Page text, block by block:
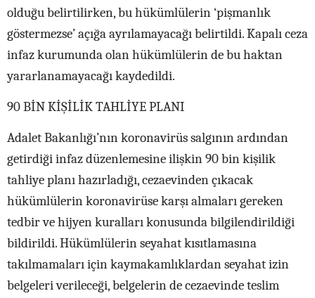
olduğu belirtilirken, bu hükümlülerin ‘pişmanlık
göstermezse’ açığa ayrılamayacağı belirtildi. Kapalı ceza
infaz kurumunda olan hükümlülerin de bu haktan
yararlanamayacağı kaydedildi.
90 BİN KİŞİLİK TAHLİYE PLANI
Adalet Bakanlığı’nın koronavirüs salgının ardından
getirdiği infaz düzenlemesine ilişkin 90 bin kişilik
tahliye planı hazırladığı, cezaevinden çıkacak
hükümlülerin koronavirüse karşı almaları gereken
tedbir ve hijyen kuralları konusunda bilgilendirildiği
bildirildi. Hükümlülerin seyahat kısıtlamasına
takılmamaları için kaymakamlıklardan seyahat izin
belgeleri verileceği, belgelerin de cezaevinde teslim